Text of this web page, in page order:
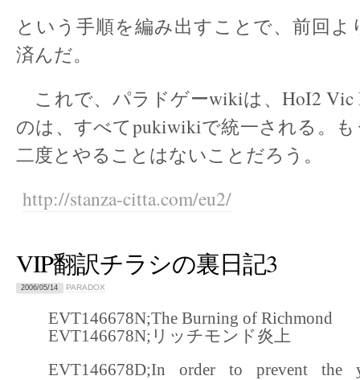
という手順を編み出すことで、前回
済んだ。
これで、パラドゲーwikiは、HoI2 Vic
のは、すべてpukiwikiで統一される。
二度とやることはないことだろう。
http://stanza-citta.com/eu2/
VIP翻訳チラシの裏日記3
2006/05/14 PARADOX
EVT146678N;The Burning of Richmond
EVT146678N;リッチモンド炎上
EVT146678D;In order to prevent the